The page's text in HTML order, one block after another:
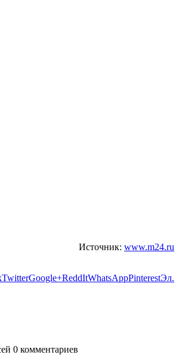
Источник: www.m24.ru
TwitterGoogle+ReddItWhatsAppPinterestЭл.
0 комментариев